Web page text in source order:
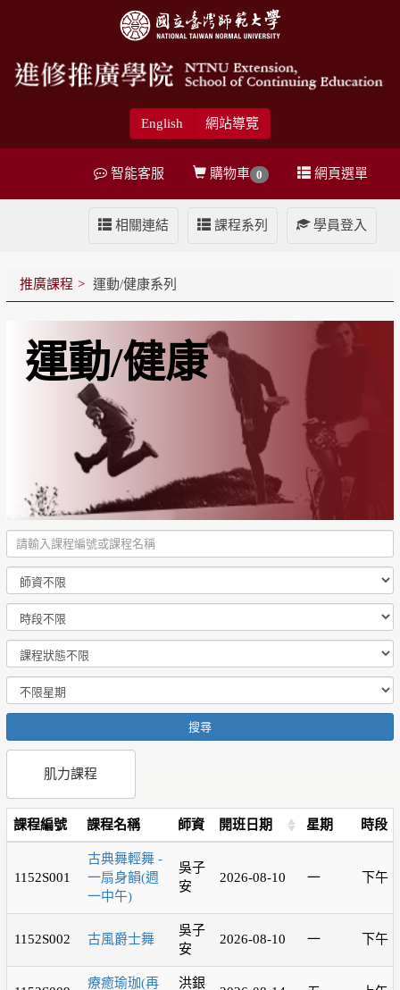
English 網站導覽
網頁選單
購物車 0
智能客服
學員登入
課程系列
相關連結
推廣課程 運動/健康系列
運動/健康
搜尋
肌力課程
課程編號 課程名稱 師資 開班日期 星期 時段
1152S001
古典舞輕舞 -
一扇身韻(週
一中午)
吳子
安
2026-08-10 一 下午
1152S002 古風爵士舞
吳子
安
2026-08-10 一 下午
療癒瑜珈(再
洪銀